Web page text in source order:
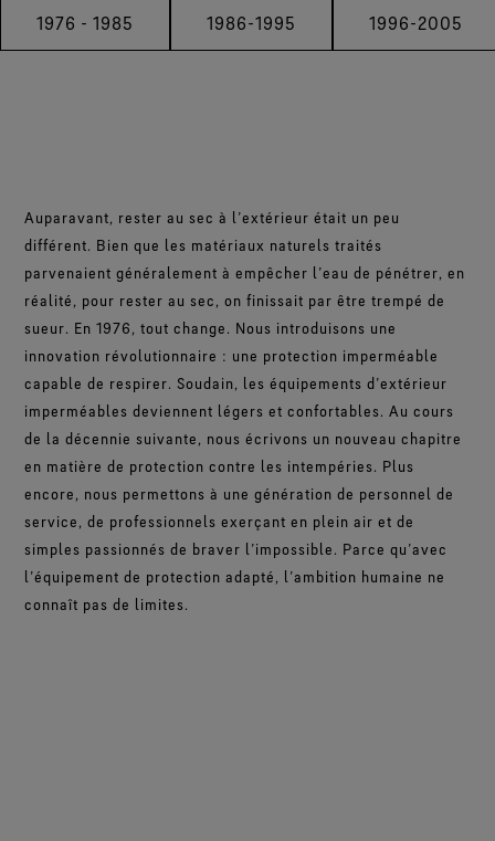
1976 - 1985 1986-1995 1996-2005
Auparavant, rester au sec à l’extérieur était un peu
différent. Bien que les matériaux naturels traités
parvenaient généralement à empêcher l’eau de pénétrer, en
réalité, pour rester au sec, on finissait par être trempé de
sueur. En 1976, tout change. Nous introduisons une
innovation révolutionnaire : une protection imperméable
capable de respirer. Soudain, les équipements d’extérieur
imperméables deviennent légers et confortables. Au cours
de la décennie suivante, nous écrivons un nouveau chapitre
en matière de protection contre les intempéries. Plus
encore, nous permettons à une génération de personnel de
service, de professionnels exerçant en plein air et de
simples passionnés de braver l’impossible. Parce qu’avec
l’équipement de protection adapté, l’ambition humaine ne
connaît pas de limites.